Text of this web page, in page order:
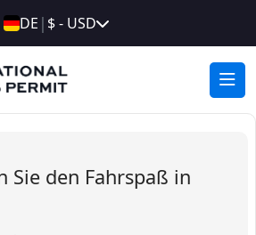
DE | $ - USD
Sie den Fahrspaß in